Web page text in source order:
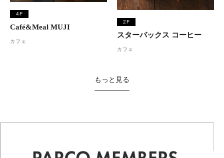
4F
Café&Meal MUJI
カフェ
2F
スターバックス コーヒー
カフェ
もっと見る